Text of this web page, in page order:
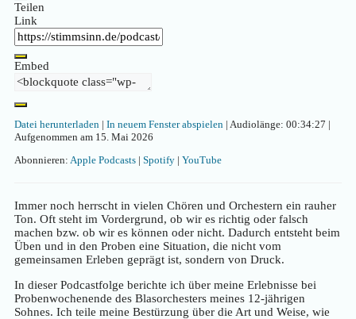
Teilen
Link
Embed
Datei herunterladen | In neuem Fenster abspielen | Audiolänge: 00:34:27 |
Aufgenommen am 15. Mai 2026
Abonnieren: Apple Podcasts | Spotify | YouTube
Immer noch herrscht in vielen Chören und Orchestern ein rauher
Ton. Oft steht im Vordergrund, ob wir es richtig oder falsch
machen bzw. ob wir es können oder nicht. Dadurch entsteht beim
Üben und in den Proben eine Situation, die nicht vom
gemeinsamen Erleben geprägt ist, sondern von Druck.
In dieser Podcastfolge berichte ich über meine Erlebnisse bei
Probenwochenende des Blasorchesters meines 12-jährigen
Sohnes. Ich teile meine Bestürzung über die Art und Weise, wie